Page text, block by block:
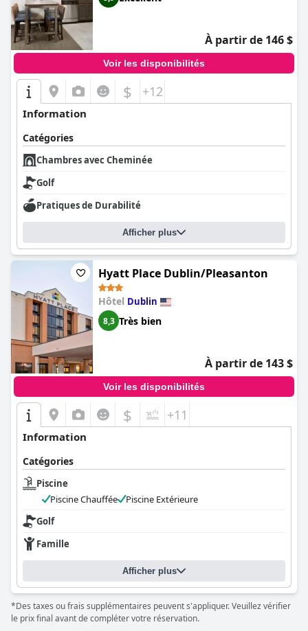
À partir de 146 $
Voir les disponibilités
$ +12
Information
Catégories
Chambres avec Cheminée
Golf
Pratiques de Durabilité
Afficher plus
Hyatt Place Dublin/Pleasanton
Hôtel Dublin
8,3 Très bien
À partir de 143 $
Voir les disponibilités
$ +11
Information
Catégories
Piscine
Piscine Chauffée
Piscine Extérieure
Golf
Famille
Afficher plus
*Des taxes ou frais supplémentaires peuvent s'appliquer. Veuillez vérifier
le prix final avant de compléter votre réservation.